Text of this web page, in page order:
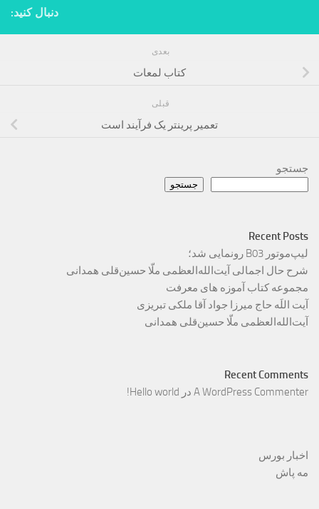
دنبال کنید:
بعدی
کتاب لمعات
قبلی
تعمیر پرینتر یک فرآیند است
جستجو
جستجو
Recent Posts
لیپ‌موتور B03 رونمایی شد؛
شرح حال اجمالی آیت‌الله‌العظمی ملّا حسین‌قلی همدانی
مجموعه کتاب آموزه های معرفت
آیت اللَه حاج میرزا جواد آقا ملکی تبریزی
آیت‌الله‌العظمی ملّا حسین‌قلی همدانی
Recent Comments
A WordPress Commenter در Hello world!
اخبار بورس
مه پاش